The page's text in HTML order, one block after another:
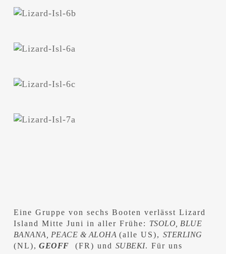
Eine Gruppe von sechs Booten verlässt Lizard
Island Mitte Juni in aller Frühe: TSOLO, BLUE
BANANA, PEACE & ALOHA (alle US), STERLING
(NL), GEOFF (FR) und SUBEKI. Für uns